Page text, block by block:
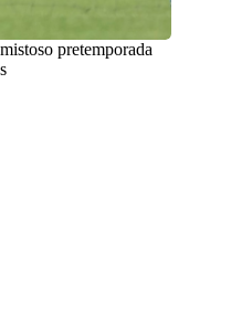
pretemporada